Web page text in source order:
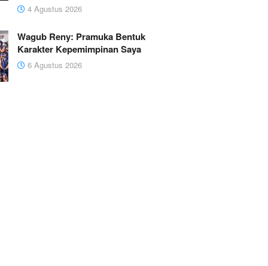
4 Agustus 2026
Wagub Reny: Pramuka Bentuk
Karakter Kepemimpinan Saya
6 Agustus 2026